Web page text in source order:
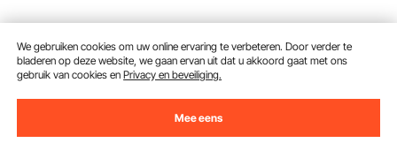
Senioren, Betonnen
Treden & Veranda &
Terras, Zwarte Retro
Boog
In winkelwagen
handschoenen en
installatiesleutel
In winkelwagen
Aanbevolen zoekopdrachten
We gebruiken cookies om uw online ervaring te verbeteren. Door verder te
bladeren op deze website, we gaan ervan uit dat u akkoord gaat met ons
gebruik van cookies enPrivacy en beveiliging.
Mee eens